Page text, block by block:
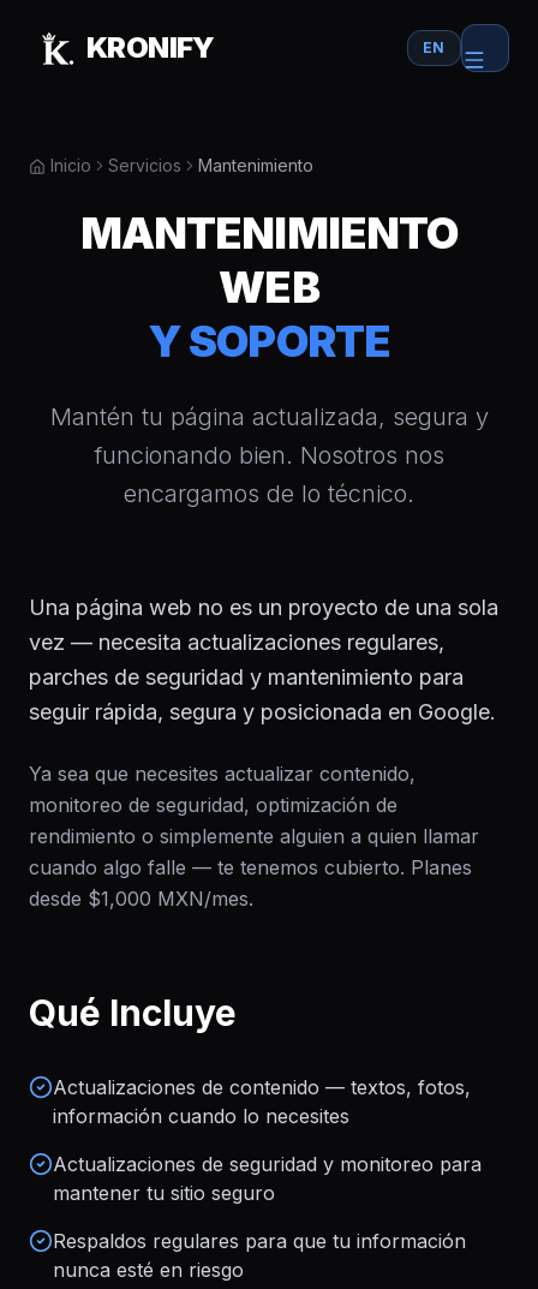
KRONIFY EN
Inicio Servicios Mantenimiento
MANTENIMIENTO
WEB
Y SOPORTE
Mantén tu página actualizada, segura y
funcionando bien. Nosotros nos
encargamos de lo técnico.
Una página web no es un proyecto de una sola
vez — necesita actualizaciones regulares,
parches de seguridad y mantenimiento para
seguir rápida, segura y posicionada en Google.
Ya sea que necesites actualizar contenido,
monitoreo de seguridad, optimización de
rendimiento o simplemente alguien a quien llamar
cuando algo falle — te tenemos cubierto. Planes
desde $1,000 MXN/mes.
Qué Incluye
Actualizaciones de contenido — textos, fotos,
información cuando lo necesites
Actualizaciones de seguridad y monitoreo para
mantener tu sitio seguro
Respaldos regulares para que tu información
nunca esté en riesgo